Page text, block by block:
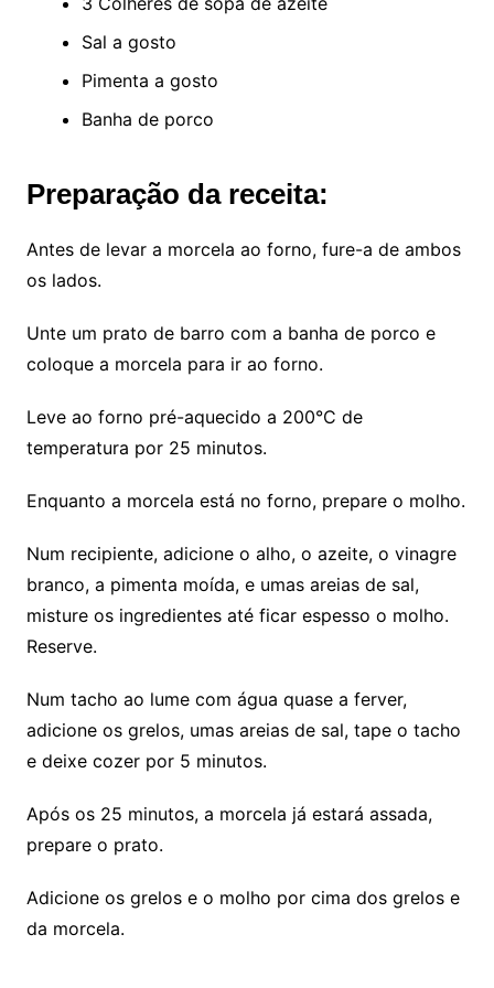
Sal a gosto
Pimenta a gosto
Banha de porco
Preparação da receita:
Antes de levar a morcela ao forno, fure-a de ambos
os lados.
Unte um prato de barro com a banha de porco e
coloque a morcela para ir ao forno.
Leve ao forno pré-aquecido a 200°C de
temperatura por 25 minutos.
Enquanto a morcela está no forno, prepare o molho.
Num recipiente, adicione o alho, o azeite, o vinagre
branco, a pimenta moída, e umas areias de sal,
misture os ingredientes até ficar espesso o molho.
Reserve.
Num tacho ao lume com água quase a ferver,
adicione os grelos, umas areias de sal, tape o tacho
e deixe cozer por 5 minutos.
Após os 25 minutos, a morcela já estará assada,
prepare o prato.
Adicione os grelos e o molho por cima dos grelos e
da morcela.